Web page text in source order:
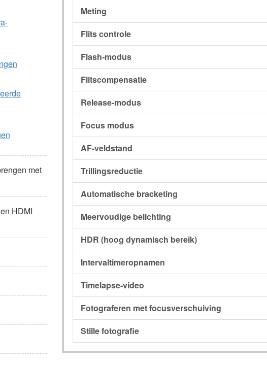
met
HDMI
Meting
Flits controle
Flash-modus
Flitscompensatie
Release-modus
Focus modus
AF-veldstand
Trillingsreductie
Automatische bracketing
Meervoudige belichting
HDR (hoog dynamisch bereik)
Intervaltimeropnamen
Timelapse-video
Fotograferen met focusverschuiving
Stille fotografie